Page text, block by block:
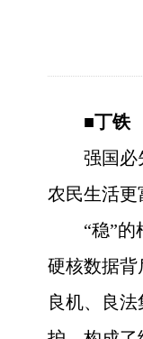
■丁铁
强国必
农民生活
“稳”
硬核数据背
良机、良